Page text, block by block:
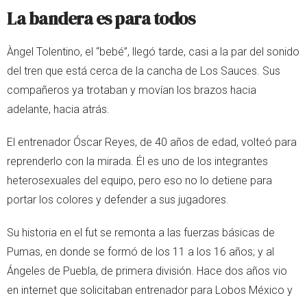
La bandera es para todos
Àngel Tolentino, el “bebé”, llegó tarde, casi a la par del sonido
del tren que está cerca de la cancha de Los Sauces. Sus
compañeros ya trotaban y movían los brazos hacia
adelante, hacia atrás.
El entrenador Óscar Reyes, de 40 años de edad, volteó para
reprenderlo con la mirada. Él es uno de los integrantes
heterosexuales del equipo, pero eso no lo detiene para
portar los colores y defender a sus jugadores.
Su historia en el fut se remonta a las fuerzas básicas de
Pumas, en donde se formó de los 11 a los 16 años; y al
Ángeles de Puebla, de primera división. Hace dos años vio
en internet que solicitaban entrenador para Lobos México y